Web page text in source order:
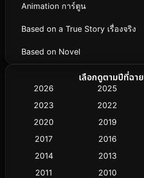
Animation การ์ตูน
Based on a True Story เรื่องจริง
Based on Novel
Biography ชีวิตจริง
Classic หนังคลาสสิก
Comedy ตลก
เลือกดูตามปีที่ฉาย
2026 2025
2023
2022
2020
2019
2017
2016
2014
2013
2011
2010